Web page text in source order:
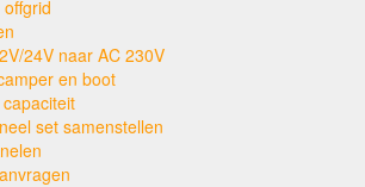
24V naar AC 230V
en boot
set samenstellen